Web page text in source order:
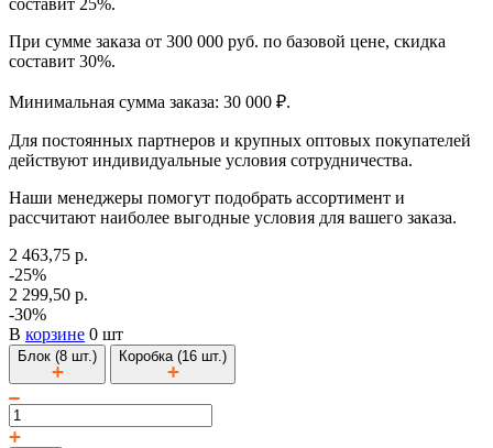
При сумме заказа от 300 000 руб. по базовой цене, скидка
составит 30%.
Минимальная сумма заказа: 30 000 ₽.
Для постоянных партнеров и крупных оптовых покупателей
действуют индивидуальные условия сотрудничества.
Наши менеджеры помогут подобрать ассортимент и
рассчитают наиболее выгодные условия для вашего заказа.
2 463,75 р.
-25%
2 299,50 р.
-30%
В корзине 0 шт
Блок (8 шт.) Коробка (16 шт.)